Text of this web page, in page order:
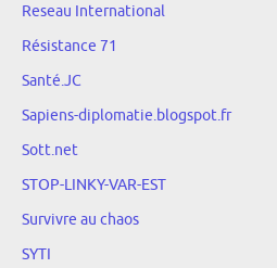
Reseau International
Résistance 71
Santé.JC
Sapiens-diplomatie.blogspot.fr
Sott.net
STOP-LINKY-VAR-EST
Survivre au chaos
SYTI